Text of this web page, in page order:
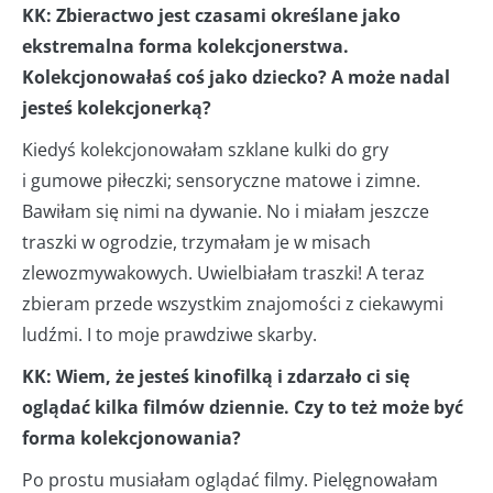
KK: Zbieractwo jest czasami określane jako
ekstremalna forma kolekcjonerstwa.
Kolekcjonowałaś coś jako dziecko? A może nadal
jesteś kolekcjonerką?
Kiedyś kolekcjonowałam szklane kulki do gry
i gumowe piłeczki; sensoryczne matowe i zimne.
Bawiłam się nimi na dywanie. No i miałam jeszcze
traszki w ogrodzie, trzymałam je w misach
zlewozmywakowych. Uwielbiałam traszki! A teraz
zbieram przede wszystkim znajomości z ciekawymi
ludźmi. I to moje prawdziwe skarby.
KK: Wiem, że jesteś kinofilką i zdarzało ci się
oglądać kilka filmów dziennie. Czy to też może być
forma kolekcjonowania?
Po prostu musiałam oglądać filmy. Pielęgnowałam